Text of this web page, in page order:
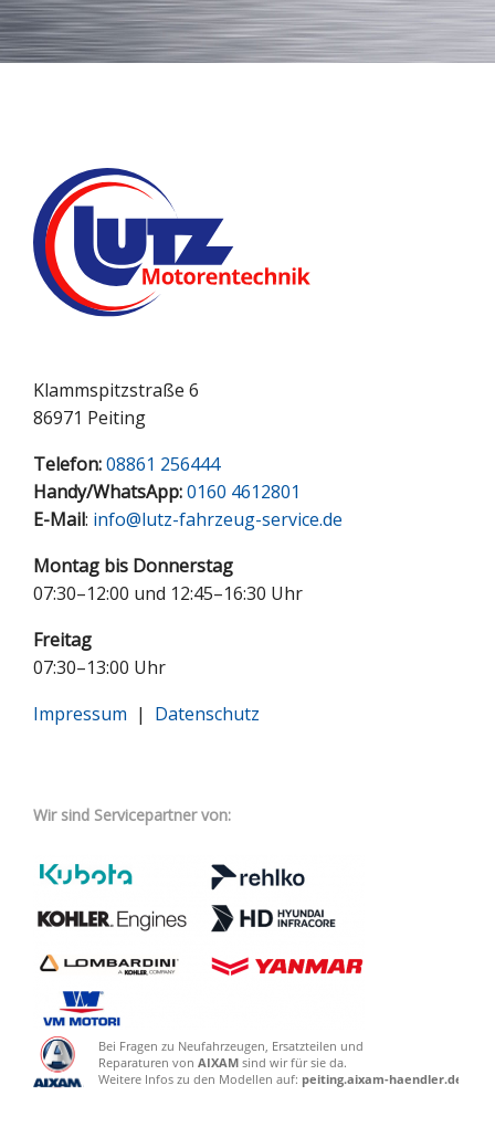
Klammspitzstraße 6
86971 Peiting
Telefon:08861 256444
Handy/WhatsApp:0160 4612801
E-Mail: info@lutz-fahrzeug-service.de
Montag bis Donnerstag
07:30–12:00 und 12:45–16:30 Uhr
Freitag
07:30–13:00 Uhr
Impressum | Datenschutz
Wir sind Servicepartner von: